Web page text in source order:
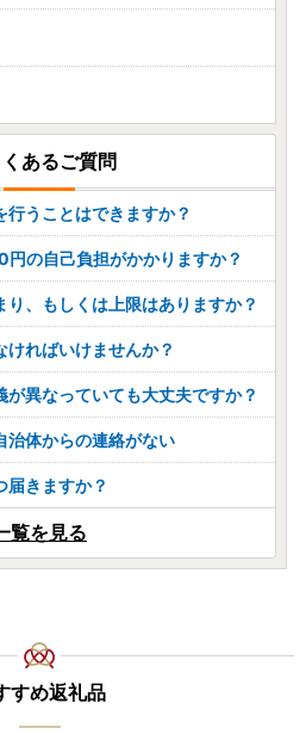
くあるご質問
うことはできますか？
の自己負担がかかりますか？
、もしくは上限はありますか？
ければいけませんか？
異なっていても大丈夫ですか？
治体からの連絡がない
届きますか？
覧を見る
すめ返礼品